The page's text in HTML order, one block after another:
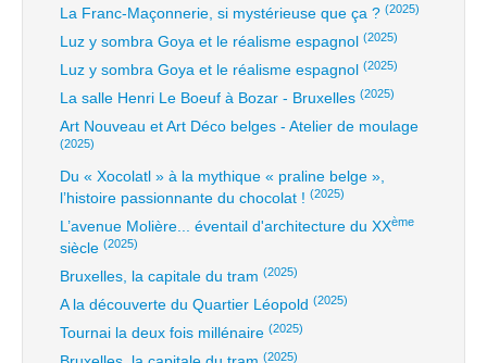
La Franc-Maçonnerie, si mystérieuse que ça ? (2025)
Luz y sombra Goya et le réalisme espagnol (2025)
Luz y sombra Goya et le réalisme espagnol (2025)
La salle Henri Le Boeuf à Bozar - Bruxelles (2025)
Art Nouveau et Art Déco belges - Atelier de moulage
(2025)
Du « Xocolatl » à la mythique « praline belge »,
l’histoire passionnante du chocolat ! (2025)
L’avenue Molière... éventail d'architecture du XXème
siècle (2025)
Bruxelles, la capitale du tram (2025)
A la découverte du Quartier Léopold (2025)
Tournai la deux fois millénaire (2025)
(2025)